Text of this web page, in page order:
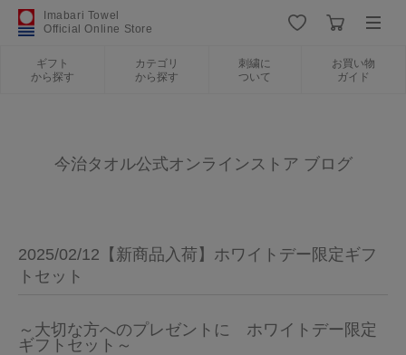
Imabari Towel
Official Online Store
ギフト
から探す
カテゴリ
から探す
刺繍に
ついて
お買い物
ガイド
ギフトから探す
刺繍について
お買い物ガイド
今治タオル公式オンラインストア ブログ
2025/02/12【新商品入荷】ホワイトデー限定ギフ
トセット
～大切な方へのプレゼントに　ホワイトデー限定
ギフトセット～